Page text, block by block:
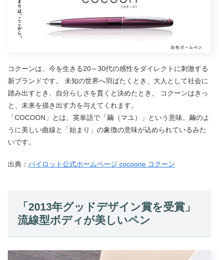
コクーンは、今を生きる20～30代の感性をダイレクトに刺激する
新ブランドです。 未知の世界へ羽ばたくとき、大人として社会に
踏み出すとき、自分らしさを貫くと決めたとき。 コクーンはきっ
と、未来を描き出す力を与えてくれます。
「COCOON」とは、英単語で「繭（マユ）」という意味。繭のよ
うに美しい曲線と「始まり」の象徴の意味が込められているみた
いです。
出典： パイロット公式ホームページ cocoone コクーン
「2013年グッドデザイン賞を受賞」
流線型ボディが美しいペン